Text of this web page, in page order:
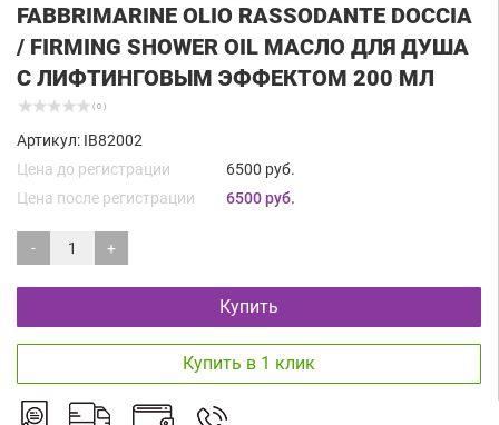
FABBRIMARINE OLIO RASSODANTE DOCCIA
/ FIRMING SHOWER OIL МАСЛО ДЛЯ ДУША
С ЛИФТИНГОВЫМ ЭФФЕКТОМ 200 МЛ
( 0 )
Артикул: IB82002
Цена до регистрации
6500 руб.
Цена после регистрации
6500 руб.
- +
Купить
Купить в 1 клик